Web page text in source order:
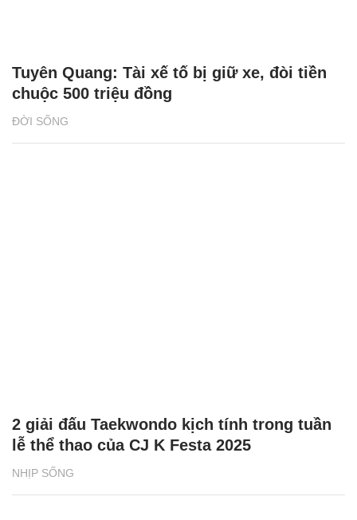
ĐỜI SỐNG
Tuyên Quang: Tài xế tố bị giữ xe, đòi tiền
chuộc 500 triệu đồng
NHỊP SỐNG
2 giải đấu Taekwondo kịch tính trong tuần
lễ thể thao của CJ K Festa 2025